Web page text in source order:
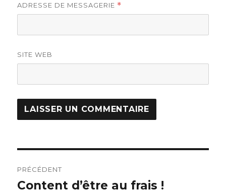
ADRESSE DE MESSAGERIE *
SITE WEB
de
PRÉCÉDENT
Article
Content d’être au frais !